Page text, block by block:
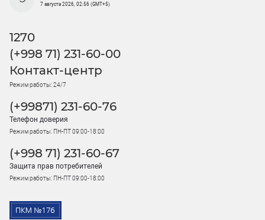
7 августа 2026, 02:56 (GMT+5)
1270
(+998 71) 231-60-00
Контакт-центр
Режим работы: 24/7
(+99871) 231-60-76
Телефон доверия
Режим работы: ПН-ПТ 09:00-18:00
(+998 71) 231-60-67
Защита прав потребителей
Режим работы: ПН-ПТ 09:00-18:00